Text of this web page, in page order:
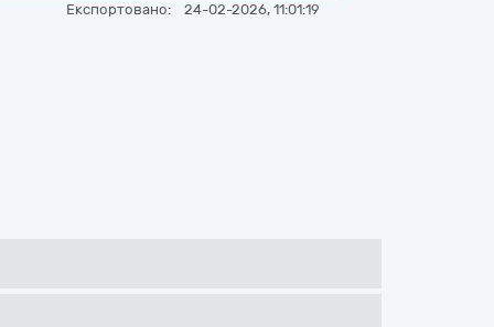
Експортовано: 24-02-2026, 11:01:19